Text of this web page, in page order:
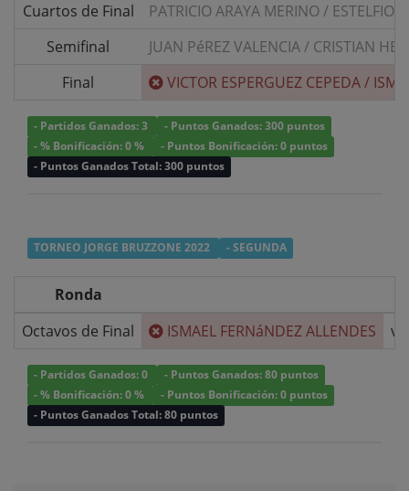
Cuartos de Final
PATRICIO ARAYA MERINO / ESTELFIO
Semifinal
JUAN PéREZ VALENCIA/ CRISTIAN
Final
VICTOR ESPERGUEZ CEPEDA/
- Partidos Ganados: 3
- Puntos Ganados: 300 puntos
- % Bonificación: 0 %
- Puntos Bonificación: 0 puntos
- Puntos Ganados Total: 300 puntos
TORNEO JORGE BRUZZONE 2022 - SEGUNDA
Ronda
Octavos de Final
ISMAEL FERNáNDEZ ALLENDES v/
- Partidos Ganados: 0
- Puntos Ganados: 80 puntos
- % Bonificación: 0 %
- Puntos Bonificación: 0 puntos
- Puntos Ganados Total: 80 puntos